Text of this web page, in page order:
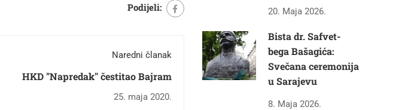
Podijeli:
Naredni članak
HKD "Napredak" čestitao Bajram
25. maja 2020.
20. Maja 2026.
Bista dr. Safvet-
bega Bašagića:
Svečana ceremonija
u Sarajevu
8. Maja 2026.